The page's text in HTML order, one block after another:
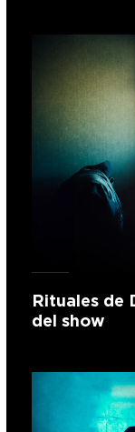
Rituales de
del show